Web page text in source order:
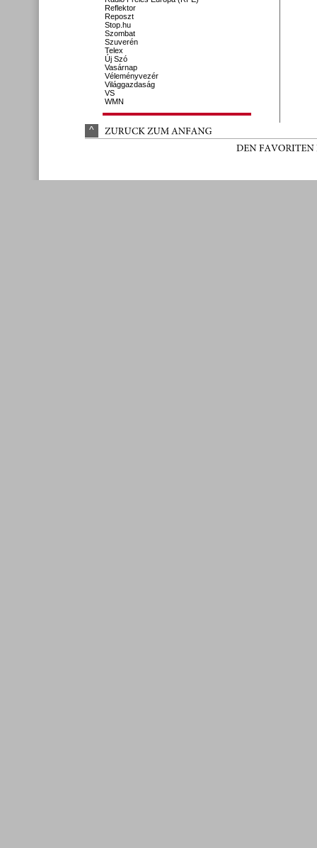
Reflektor
Reposzt
Stop.hu
Szombat
Szuverén
Telex
Új Szó
Vasárnap
Véleményvezér
Világgazdaság
VS
WMN
^ ZURÜCK ZUM ANFANG
DEN FAVORITEN